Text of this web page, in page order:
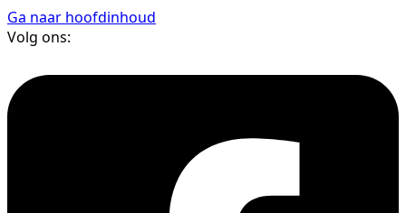
Ga naar hoofdinhoud
Volg ons: